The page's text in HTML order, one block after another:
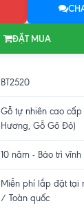
ĐẶT MUA
BT2520
Gỗ tự nhiên cao cấp
Hương, Gỗ Gõ Đỏ)
10 năm - Bảo trì vĩnh
Miễn phí lắp đặt tại
/ Toàn quốc